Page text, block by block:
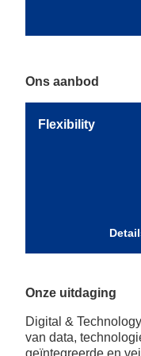
Ons aanbod
Flexibility
waarin je afwisselt
tussen thuis of
werken en werken
TenneT locatie;
Onze uitdaging
Digital &
van data,
geïntegreerde en